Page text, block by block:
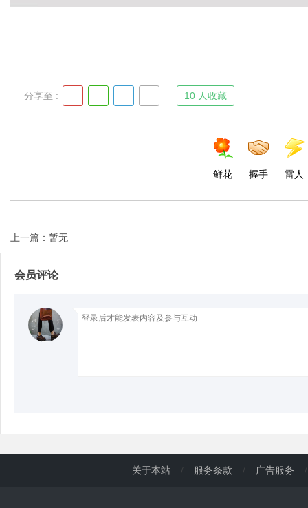
d
分享至 : 10 人收藏
鲜花 握手 雷人
上一篇：暂无
会员评论
关于本站 / 服务条款 / 广告服务 /